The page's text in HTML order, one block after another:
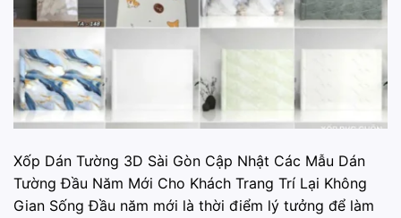
Xốp Dán Tường 3D Sài Gòn Cập Nhật Các Mẫu Dán
Tường Đầu Năm Mới Cho Khách Trang Trí Lại Không
Gian Sống Đầu năm mới là thời điểm lý tưởng để làm